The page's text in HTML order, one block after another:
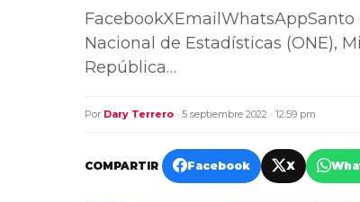
Nacional de Estadísticas (ONE),
República…
Por Dary Terrero · 5 septiembre 2022 · 12:59 pm
COMPARTIR Facebook X